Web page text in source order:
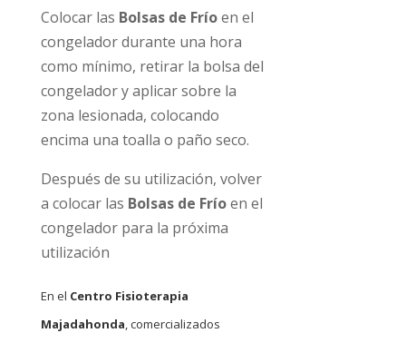
Colocar las Bolsas de Fríoen el
congelador durante una hora
como mínimo, retirar la bolsa del
congelador y aplicar sobre la
zona lesionada, colocando
encima una toalla o paño seco.
Después de su utilización, volver
a colocar las Bolsas de Fríoen el
congelador para la próxima
utilización
En el Centro Fisioterapia
Majadahonda, comercializados